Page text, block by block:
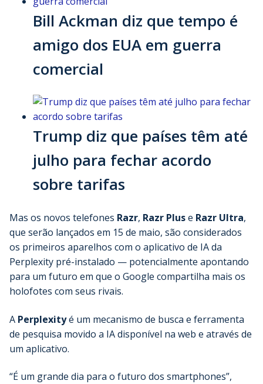
Bill Ackman diz que tempo é
amigo dos EUA em guerra
comercial
Trump diz que países têm até
julho para fechar acordo
sobre tarifas
Mas os novos telefones Razr, Razr Pluse Razr Ultra,
que serão lançados em 15 de maio, são considerados
os primeiros aparelhos com o aplicativo de IA da
Perplexity pré-instalado — potencialmente apontando
para um futuro em que o Google compartilha mais os
holofotes com seus rivais.
A Perplexityé um mecanismo de busca e ferramenta
de pesquisa movido a IA disponível na web e através de
um aplicativo.
“É um grande dia para o futuro dos smartphones”,